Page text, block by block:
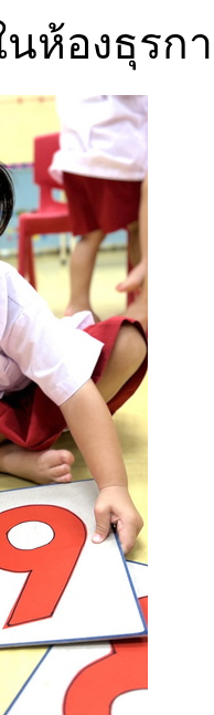
ห้องธุรก